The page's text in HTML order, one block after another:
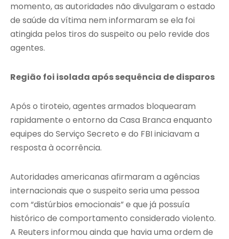
momento, as autoridades não divulgaram o estado
de saúde da vítima nem informaram se ela foi
atingida pelos tiros do suspeito ou pelo revide dos
agentes.
Região foi isolada após sequência de disparos
Após o tiroteio, agentes armados bloquearam
rapidamente o entorno da Casa Branca enquanto
equipes do Serviço Secreto e do FBI iniciavam a
resposta à ocorrência.
Autoridades americanas afirmaram a agências
internacionais que o suspeito seria uma pessoa
com “distúrbios emocionais” e que já possuía
histórico de comportamento considerado violento.
A Reuters informou ainda que havia uma ordem de